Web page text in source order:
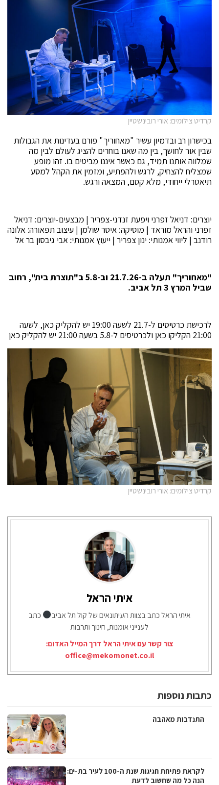
קרדיט צילומים: אורי רובינשטיין
בכישרון רב ובדמיון עשיר "מאחוריך" פורם בעדינות את הגבולות
שבין אור לחושך, בין מה שאנו בוחרים להציג לעולם לבין מה
שמלווה אותנו תמיד, גם כאשר איננו מביטים בו. זהו מופע
שמצליח להצחיק, לרגש ולהפתיע, ומזמין את הקהל למסע
תיאטרלי ייחודי, מלא קסם, המצאה ורגש.
יוצרים: דניאל זפרני ויפעת זנדני-צפריר | מבצעים-יוצרים: דניאל
זפרני והראל מוראד | מוסיקה: איסר שולמן | עיצוב תפאורה: אלונה
רודנב | ליווי אמנותי: ינון צפריר | ייעוץ אמנותי: אבי גיבסון בר אל
"מאחוריך" תעלה ב-21.7.26 וב-5.8 ב"תוצרת בית", רחוב
שביל המרץ 3 תל אביב.
לרכישת כרטיסים ל-21.7 לשעה 19:00 יש להקליק כאן, לשעה
21:00 הקליקו כאן ולכרטיסים ל-5.8 בשעה 21:00 יש להקליק כאן
קרדיט צילומים: אורי רובינשטיין
איתי הראל
איתי הראל כתב בצוות העיתונאים של קול תל אביב
כתב
לענייני אומנות, חינוך ותרבות
צור קשר עם איתי הראל דרך המייל האדום:
office@mekomonet.co.il
כתבות נוספות
התנדבות מאהבה
לקראת פתיחת חגיגות שנת ה-100 לעיר בת-ים:
הנה כל מה שחשוב לדעת